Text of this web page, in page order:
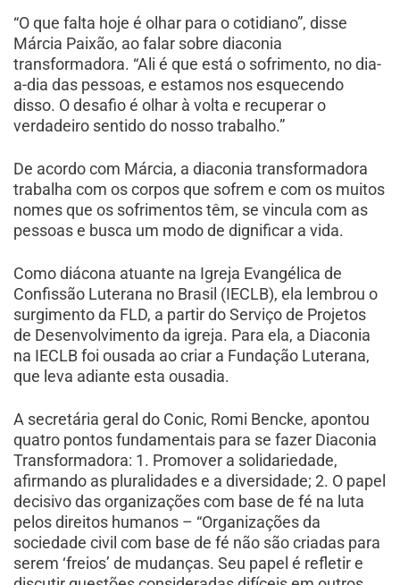
“O que falta hoje é olhar para o cotidiano”, disse
Márcia Paixão, ao falar sobre diaconia
transformadora. “Ali é que está o sofrimento, no dia-
a-dia das pessoas, e estamos nos esquecendo
disso. O desafio é olhar à volta e recuperar o
verdadeiro sentido do nosso trabalho.”
De acordo com Márcia, a diaconia transformadora
trabalha com os corpos que sofrem e com os muitos
nomes que os sofrimentos têm, se vincula com as
pessoas e busca um modo de dignificar a vida.
Como diácona atuante na Igreja Evangélica de
Confissão Luterana no Brasil (IECLB), ela lembrou o
surgimento da FLD, a partir do Serviço de Projetos
de Desenvolvimento da igreja. Para ela, a Diaconia
na IECLB foi ousada ao criar a Fundação Luterana,
que leva adiante esta ousadia.
A secretária geral do Conic, Romi Bencke, apontou
quatro pontos fundamentais para se fazer Diaconia
Transformadora: 1. Promover a solidariedade,
afirmando as pluralidades e a diversidade; 2. O papel
decisivo das organizações com base de fé na luta
pelos direitos humanos – “Organizações da
sociedade civil com base de fé não são criadas para
serem ‘freios’ de mudanças. Seu papel é refletir e